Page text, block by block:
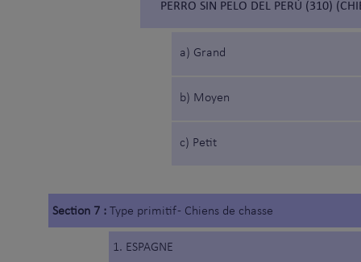
PERRO SIN PELO DEL PERÚ (310)
a) Grand
b) Moyen
c) Petit
Section 7 : Type primitif - Chiens de chasse
1. ESPAGNE